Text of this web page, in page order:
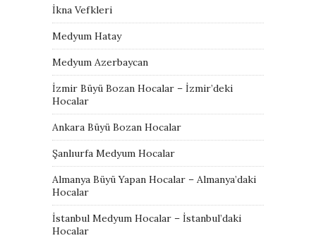
İkna Vefkleri
Medyum Hatay
Medyum Azerbaycan
İzmir Büyü Bozan Hocalar – İzmir’deki
Hocalar
Ankara Büyü Bozan Hocalar
Şanlıurfa Medyum Hocalar
Almanya Büyü Yapan Hocalar – Almanya’daki
Hocalar
İstanbul Medyum Hocalar – İstanbul’daki
Hocalar